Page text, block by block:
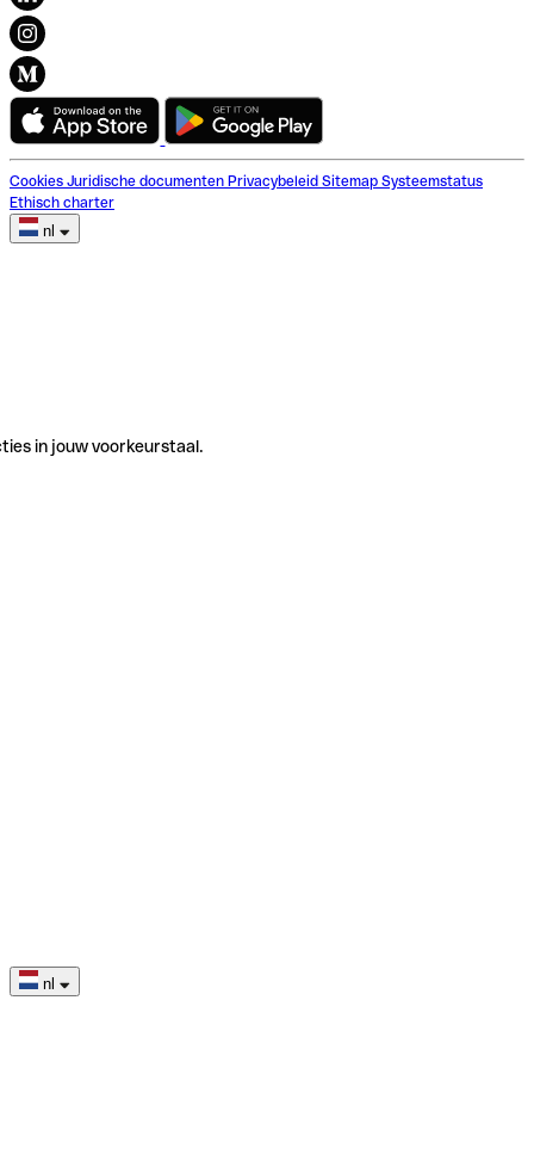
Cookies Juridische documenten Privacybeleid Sitemap Systeemstatus
Ethisch charter
nl
in jouw voorkeurstaal.
nl